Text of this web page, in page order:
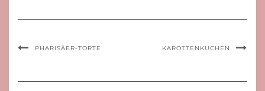
PHARISÄER-TORTE KAROTTENKUCHEN